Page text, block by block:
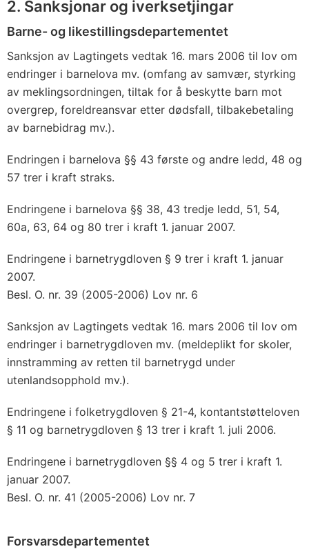
2. Sanksjonar og iverksetjingar
Barne- og likestillingsdepartementet
Sanksjon av Lagtingets vedtak 16. mars 2006 til lov om
endringer i barnelova mv. (omfang av samvær, styrking
av meklingsordningen, tiltak for å beskytte barn mot
overgrep, foreldreansvar etter dødsfall, tilbakebetaling
av barnebidrag mv.).
Endringen i barnelova §§ 43 første og andre ledd, 48 og
57 trer i kraft straks.
Endringene i barnelova §§ 38, 43 tredje ledd, 51, 54,
60a, 63, 64 og 80 trer i kraft 1. januar 2007.
Endringene i barnetrygdloven § 9 trer i kraft 1. januar
2007.
Besl. O. nr. 39 (2005-2006) Lov nr. 6
Sanksjon av Lagtingets vedtak 16. mars 2006 til lov om
endringer i barnetrygdloven mv. (meldeplikt for skoler,
innstramming av retten til barnetrygd under
utenlandsopphold mv.).
Endringene i folketrygdloven § 21-4, kontantstøtteloven
§ 11 og barnetrygdloven § 13 trer i kraft 1. juli 2006.
Endringene i barnetrygdloven §§ 4 og 5 trer i kraft 1.
januar 2007.
Besl. O. nr. 41 (2005-2006) Lov nr. 7
Forsvarsdepartementet